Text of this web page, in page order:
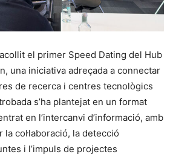
el primer Speed Dating del Hub
una iniciativa adreçada a connectar
de recerca i centres tecnològics
s’ha plantejat en un format
en l’intercanvi d’informació, amb
la col·laboració, la detecció
i l’impuls de projectes